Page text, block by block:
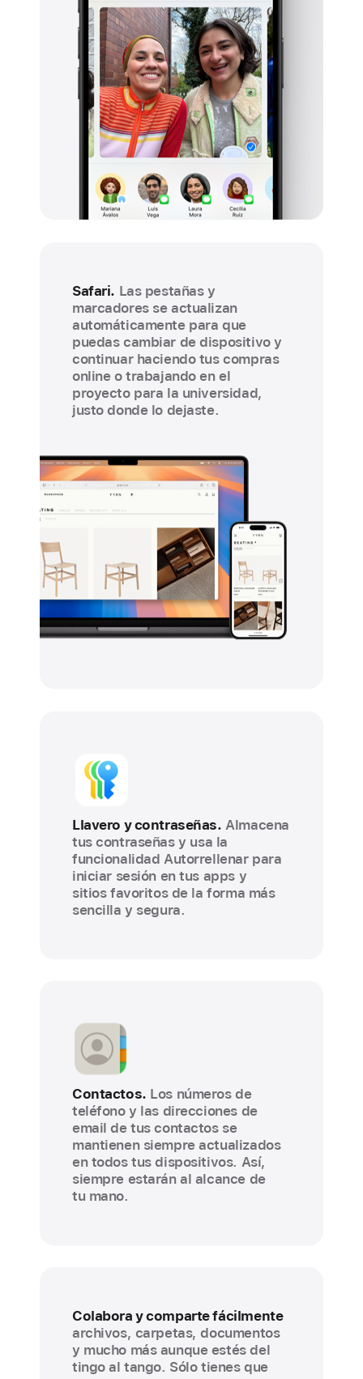
Safari. Las pestañas y
marcadores se actualizan
automáticamente para que
puedas cambiar de dispositivo y
continuar haciendo tus compras
online o trabajando en el
proyecto para la universidad,
justo donde lo dejaste.
Llavero y contraseñas. Almacena
tus contraseñasy usa la
funcionalidad Autorrellenar para
iniciar sesión en tus apps y
sitios favoritos de la forma más
sencilla y segura.
Contactos. Los números de
teléfono y las direcciones de
email de tus contactos se
mantienen siempre actualizados
en todos tus dispositivos. Así,
siempre estarán al alcance de
tu mano.
Colabora y comparte fácilmente
archivos, carpetas, documentos
y mucho más aunque estés del
tingo al tango. Sólo tienes que